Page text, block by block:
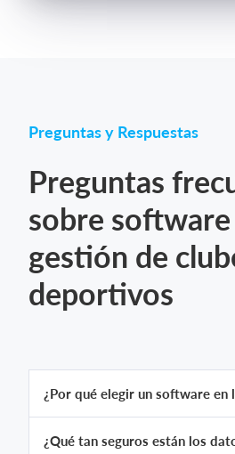
Preguntas y Respuestas
Preguntas
sobre
gestión de
deportivos
¿Por qué elegir un software en
¿Qué tan seguros están los